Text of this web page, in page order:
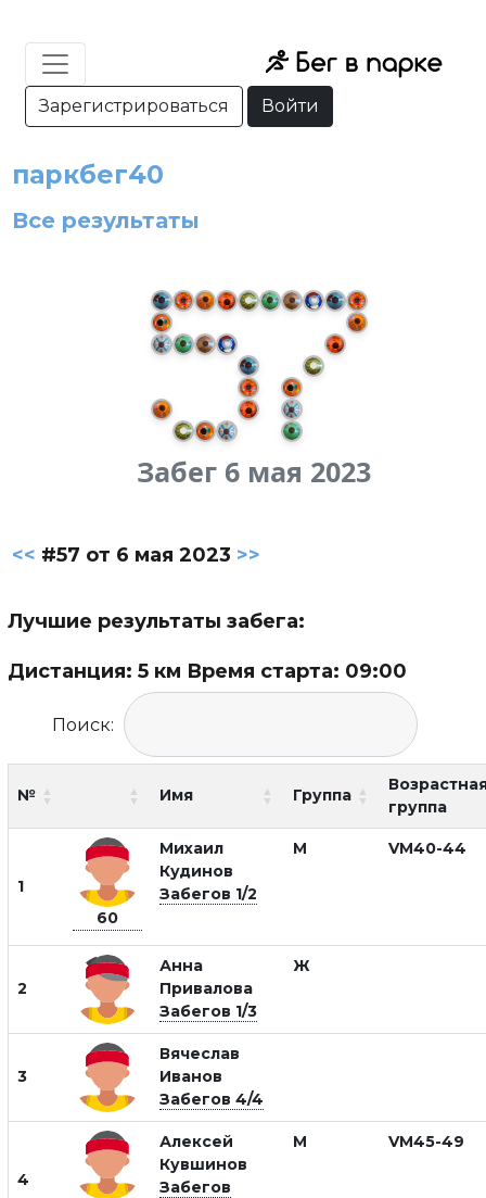
Зарегистрироваться Войти
паркбег40
Все результаты
Забег 6 мая 2023
<< #57 от 6 мая 2023 >>
Лучшие результаты забега:
Дистанция: 5 км Время старта: 09:00
Поиск:
№ Имя Группа
группа
1
60
Михаил
Кудинов
Забегов 1/2
М VM40-44
2
Анна
Привалова
Забегов 1/3
Ж
3
Вячеслав
Иванов
Забегов 4/4
4
Алексей
Кувшинов
Забегов
М VM45-49